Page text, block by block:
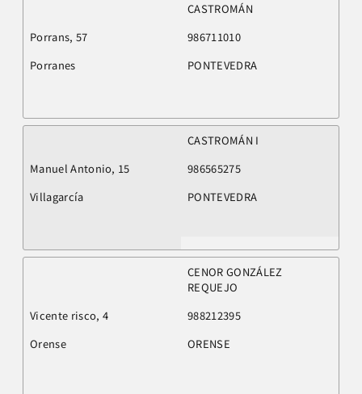
CASTROMÁN
Porrans, 57
986711010
Porranes
PONTEVEDRA
CASTROMÁN I
Manuel Antonio, 15
986565275
Villagarcía
PONTEVEDRA
CENOR GONZÁLEZ
REQUEJO
Vicente risco, 4
988212395
Orense
ORENSE